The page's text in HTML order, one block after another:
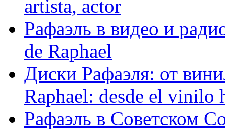
artista, actor
Рафаэль в видео и
de Raphael
Диски Рафаэля: от
Raphael: desde el vinilo
Рафаэль в Советском